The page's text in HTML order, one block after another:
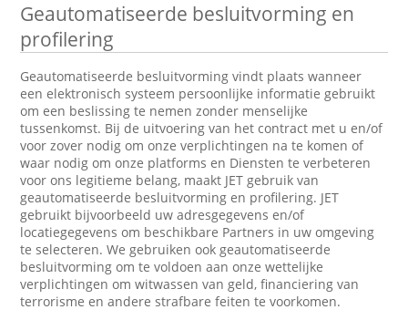
Geautomatiseerde besluitvorming en
profilering
Geautomatiseerde besluitvorming vindt plaats wanneer
een elektronisch systeem persoonlijke informatie gebruikt
om een beslissing te nemen zonder menselijke
tussenkomst. Bij de uitvoering van het contract met u en/of
voor zover nodig om onze verplichtingen na te komen of
waar nodig om onze platforms en Diensten te verbeteren
voor ons legitieme belang, maakt JET gebruik van
geautomatiseerde besluitvorming en profilering. JET
gebruikt bijvoorbeeld uw adresgegevens en/of
locatiegegevens om beschikbare Partners in uw omgeving
te selecteren. We gebruiken ook geautomatiseerde
besluitvorming om te voldoen aan onze wettelijke
verplichtingen om witwassen van geld, financiering van
terrorisme en andere strafbare feiten te voorkomen.